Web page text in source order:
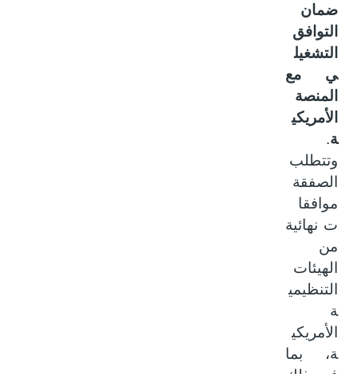
ضمان
التوافق
التشغيل
ي مع
المنصة
الأمريكي
وتتطلب
الصفقة
موافقا
ت نهائية
من
الهيئات
التنظيمي
الأمريكي
ة، بما